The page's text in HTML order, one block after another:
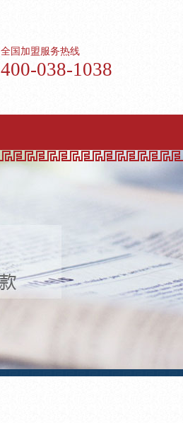
全国加盟服务热线
400-038-1038